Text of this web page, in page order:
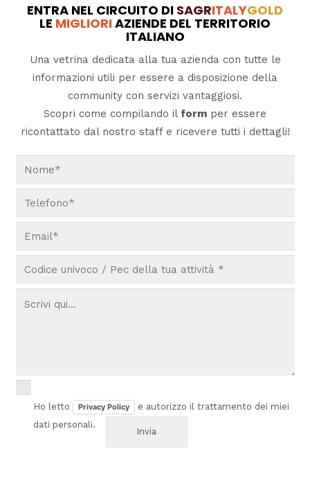
ENTRA NEL CIRCUITO DI SAGRITALYGOLD
LE MIGLIORIAZIENDE DEL TERRITORIO
ITALIANO
Una vetrina dedicata alla tua azienda con tutte le
informazioni utili per essere a disposizione della
community con servizi vantaggiosi.
Scopri come compilando il form per essere
ricontattato dal nostro staff e ricevere tutti i dettagli!
Ho letto Privacy Policy
e autorizzo il trattamento dei miei
dati personali.